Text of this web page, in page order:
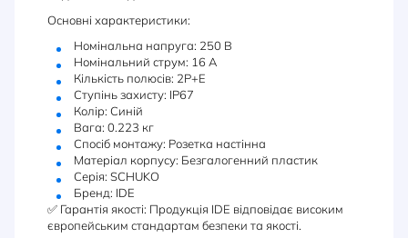
Основні характеристики:
Номінальна напруга: 250 В
Номінальний струм: 16 А
Кількість полюсів: 2P+E
Ступінь захисту: IP67
Колір: Синій
Вага: 0.223 кг
Спосіб монтажу: Розетка настінна
Матеріал корпусу: Безгалогенний пластик
Серія: SCHUKO
Бренд: IDE
✅ Гарантія якості: Продукція IDE відповідає високим
європейським стандартам безпеки та якості.